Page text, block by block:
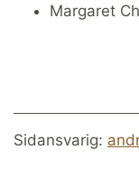
Margaret
Sidansvarig: